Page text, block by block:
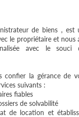
de biens , est
le propriétaire et nous
avec le souci
confier la gérance de
suivants :
fiables
de solvabilité
de location et